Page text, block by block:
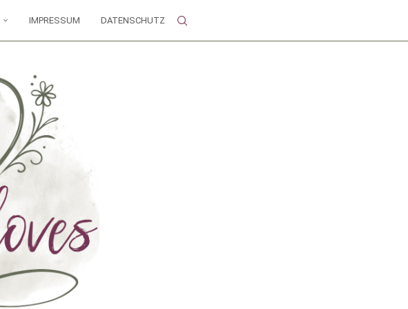
IMPRESSUM DATENSCHUTZ